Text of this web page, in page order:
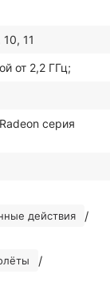
11
от 2,2 ГГц;
серия
действия /
/